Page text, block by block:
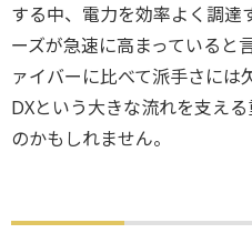
する中、電力を効率よく調達
ーズが急速に高まっていると
ァイバーに比べて派手さには
DXという大きな流れを支え
のかもしれません。